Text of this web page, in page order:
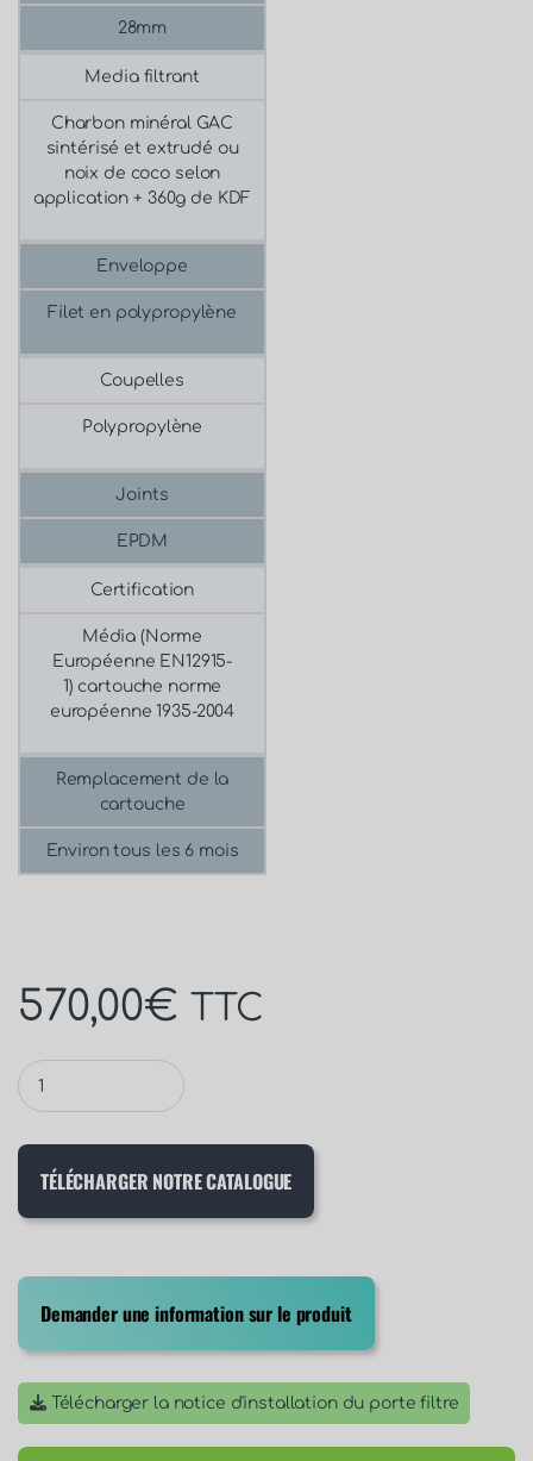
28mm
Media filtrant
Charbon minéral GAC
sintérisé et extrudé ou
noix de coco selon
application + 360g de KDF
Enveloppe
Filet en polypropylène
Coupelles
Polypropylène
Joints
EPDM
Certification
Média (Norme
Européenne EN12915-
1) cartouche norme
européenne 1935-2004
Remplacement de la
cartouche
Environ tous les 6 mois
570,00€ TTC
TÉLÉCHARGER NOTRE CATALOGUE
Demander une information sur le produit
Télécharger la notice d'installation du porte filtre